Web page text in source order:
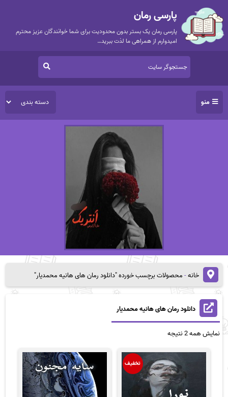
پارسی رمان
پارسی رمان یک بستر بدون محدودیت برای شما خوانندگان عزیز محترم
امیدوارم از همراهی ما لذت ببرید…
منو
خانه-محصولات برچسب خورده "دانلود رمان های هانیه محمدیار"
دانلود رمان های هانیه محمدیار
نمایش همه 2 نتیجه
مرتب‌سازی
اساس
قیمت:
زیاد
به
کم
تخفیف